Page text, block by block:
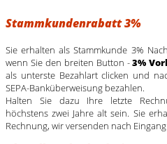
Stammkundenrabatt 3%
Sie erhalten als Stammkunde 3%
wenn Sie den breiten Button -3%
als unterste Bezahlart clicken und
SEPA-Banküberweisung bezahlen.
Halten Sie dazu Ihre letzte
höchstens zwei Jahre alt sein. Sie
Rechnung, wir versenden nach